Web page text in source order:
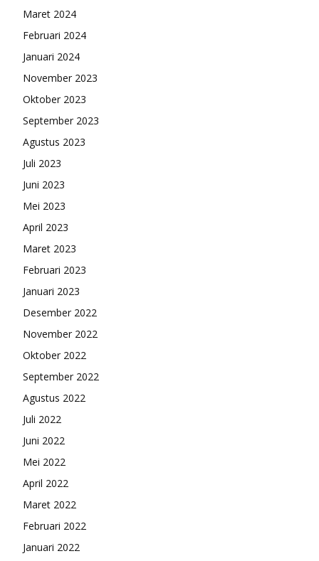
Maret 2024
Februari 2024
Januari 2024
November 2023
Oktober 2023
September 2023
Agustus 2023
Juli 2023
Juni 2023
Mei 2023
April 2023
Maret 2023
Februari 2023
Januari 2023
Desember 2022
November 2022
Oktober 2022
September 2022
Agustus 2022
Juli 2022
Juni 2022
Mei 2022
April 2022
Maret 2022
Februari 2022
Januari 2022